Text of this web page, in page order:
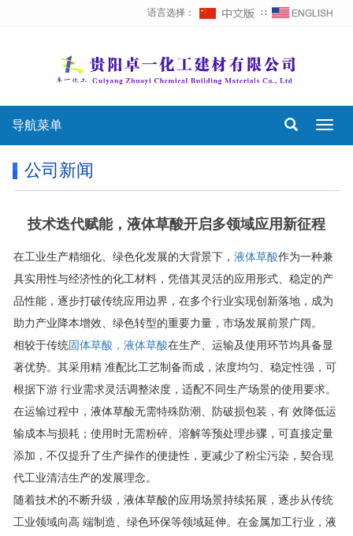
语言选择： ∷
导航菜单
公司新闻
技术迭代赋能，液体草酸开启多领域应用新征程
在工业生产精细化、绿色化发展的大背景下， 液体草酸作为一种兼
具实用性与经济性的化工材料，凭借其灵活的应用形式、稳定的产
品性能，逐步打破传统应用边界，在多个行业实现创新落地，成为
助力产业降本增效、绿色转型的重要力量，市场发展前景广阔。
相较于传统固体草酸，液体草酸在生产、运输及使用环节均具备显
著优势。其采用精 准配比工艺制备而成，浓度均匀、稳定性强，可
根据下游 行业需求灵活调整浓度，适配不同生产场景的使用要求。
在运输过程中，液体草酸无需特殊防潮、防破损包装，有 效降低运
输成本与损耗；使用时无需粉碎、溶解等预处理步骤，可直接定量
添加，不仅提升了生产操作的便捷性，更减少了粉尘污染，契合现
代工业清洁生产的发展理念。
随着技术的不断升级，液体草酸的应用场景持续拓展，逐步从传统
工业领域向高 端制造、绿色环保等领域延伸。在金属加工行业，液